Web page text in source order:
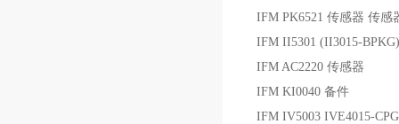
IFM PK6521 传感器 传感
IFM II5301 (II3015-
IFM AC2220 传感器
IFM KI0040 备件
IFM IV5003 IVE4015-